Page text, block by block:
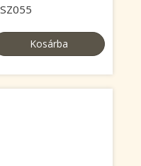
Kosárba